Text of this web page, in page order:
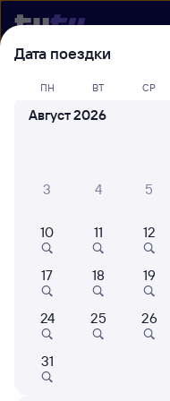
Выберите
билеты
Куда
Когда
Кто едет
Дата поездки
ПН ВТ СР
Август 2026
3 4 5
10 11 12
17 18 19
24 25 26
31